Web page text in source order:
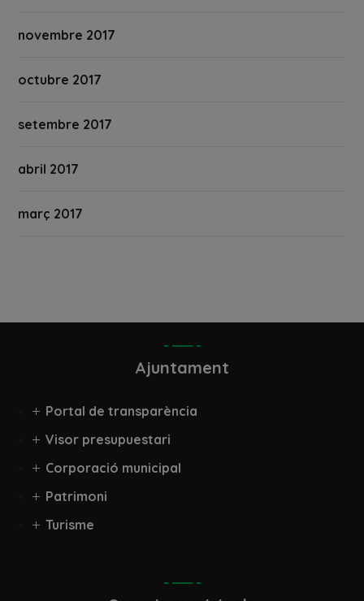
novembre 2017
octubre 2017
setembre 2017
abril 2017
març 2017
Ajuntament
Portal de transparència
Visor presupuestari
Corporació municipal
Patrimoni
Turisme